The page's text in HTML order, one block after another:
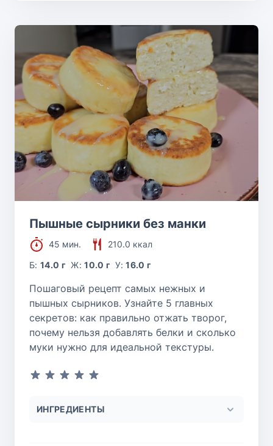
Пышные сырники без манки
45 мин.
210.0 ккал
Б:14.0 г Ж:10.0 г У:16.0 г
Пошаговый рецепт самых нежных и
пышных сырников. Узнайте 5 главных
секретов: как правильно отжать творог,
почему нельзя добавлять белки и сколько
муки нужно для идеальной текстуры.
ИНГРЕДИЕНТЫ